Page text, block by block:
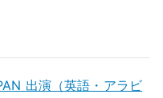
出演（英語・アラビ